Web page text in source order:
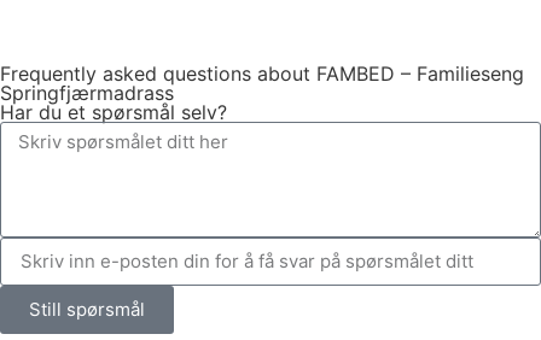
Frequently asked questions about FAMBED – Familieseng
Springfjærmadrass
Har du et spørsmål selv?
Still spørsmål